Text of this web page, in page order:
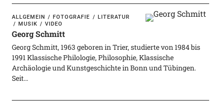
ALLGEMEIN FOTOGRAFIE
LITERATUR
MUSIK
VIDEO
Georg Schmitt
Georg Schmitt, 1963 geboren in Trier, studierte von 1984 bis
1991 Klassische Philologie, Philosophie, Klassische
Archäologie und Kunstgeschichte in Bonn und Tübingen.
Seit…